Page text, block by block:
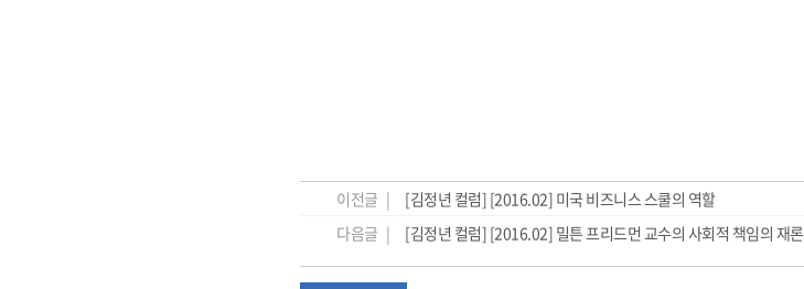
이전글 |
[김정년 컬럼] [2016.02] 미국 비즈니스 스쿨의 역할
다음글 |
[김정년 컬럼] [2016.02] 밀튼 프리드먼 교수의 사회적 책임의 재론